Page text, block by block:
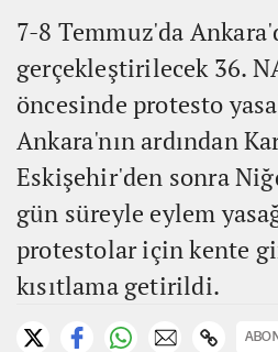
7-8 Temmuz'da
gerçekleştirilecek 36.
öncesinde protesto
Ankara'nın ardından
Eskişehir'den sonra
gün süreyle eylem
protestolar için kente
kısıtlama getirildi.